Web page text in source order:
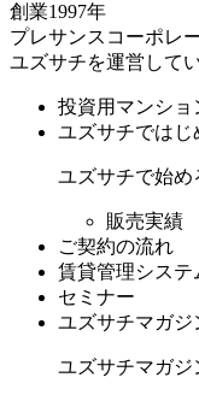
創業1997年
プレサンスコーポレ
ユズサチを運営して
投資用マンショ
ユズサチではじ
ユズサチで始め
販売実績
ご契約の流れ
賃貸管理システ
セミナー
ユズサチマガジ
ユズサチマガジ